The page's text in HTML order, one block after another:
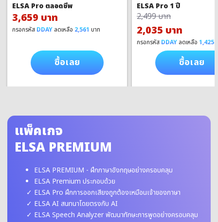
ELSA Pro ตลอดชีพ
3,659 บาท
กรอกรหัส DDAY ลดเหลือ 2,561 บาท
ซื้อเลย
ELSA Pro 1 ปี
2,499 บาท
2,035 บาท
กรอกรหัส DDAY ลดเหลือ 1,425
ซื้อเลย
แพ็คเกจ
ELSA PREMIUM
ELSA PREMIUM - ฝึกภาษาอังกฤษอย่างครอบคลุม
ELSA Premium ประกอบด้วย
ELSA Pro ฝึกการออกเสียงถูกต้องเหมือนเจ้าของภาษา
ELSA AI สนทนาโดยตรงกับ AI
ELSA Speech Analyzer พัฒนาทักษะการพูดอย่างครอบคลุม